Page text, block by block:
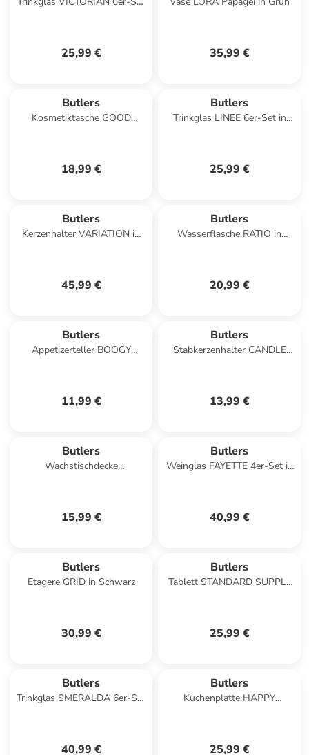
25,99 € 35,99 €
Butlers
Kosmetiktasche GOOD
18,99 €
Butlers
Trinkglas LINEE 6er-Set in
25,99 €
Butlers
Kerzenhalter VARIATION in
45,99 €
Butlers
Wasserflasche RATIO in
20,99 €
Butlers
Appetizerteller BOOGY
11,99 €
Butlers
Stabkerzenhalter CANDLE
13,99 €
Butlers
Wachstischdecke
15,99 €
Butlers
Weinglas FAYETTE 4er-Set in
40,99 €
Butlers
Etagere GRID in Schwarz
30,99 €
Butlers
Tablett STANDARD SUPPLY
25,99 €
Butlers
Trinkglas SMERALDA 6er-Set
40,99 €
Butlers
Kuchenplatte HAPPY
25,99 €